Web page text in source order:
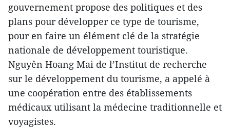
gouvernement propose des politiques et des
plans pour développer ce type de tourisme,
pour en faire un élément clé de la stratégie
nationale de développement touristique.
Nguyên Hoang Mai de l’Institut de recherche
sur le développement du tourisme, a appelé à
une coopération entre des établissements
médicaux utilisant la médecine traditionnelle et
voyagistes.